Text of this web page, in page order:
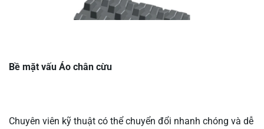
Bề mặt vấu Áo chân cừu
Chuyên viên kỹ thuật có thể chuyển đổi nhanh chóng và dễ